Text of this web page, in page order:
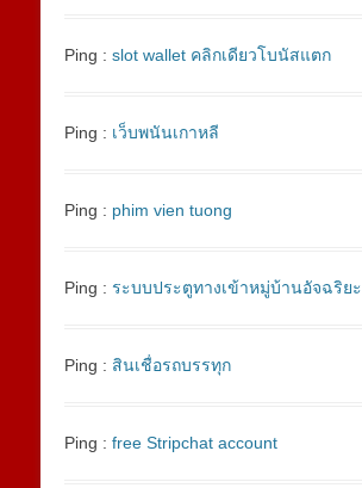
Ping : slot wallet คลิกเดียวโบนัสแตก
Ping : เว็บพนันเกาหลี
Ping : phim vien tuong
Ping : ระบบประตูทางเข้าหมู่บ้านอัจฉริยะ
Ping : สินเชื่อรถบรรทุก
Ping : free Stripchat account